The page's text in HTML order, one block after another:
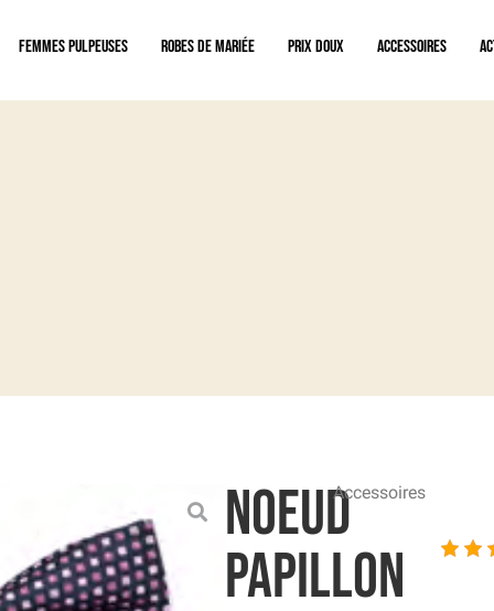
Femmes pulpeuses Robes de mariée Prix doux Accessoires
Noeud
Papillon
Accessoires